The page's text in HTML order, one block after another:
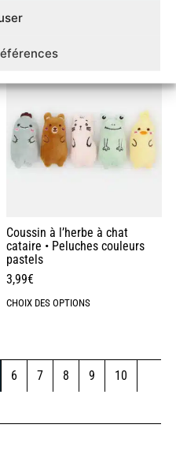
Coussin à l’herbe à chat
cataire • Peluches couleurs
pastels
3,99€
CHOIX DES OPTIONS
6 7 8 9 10